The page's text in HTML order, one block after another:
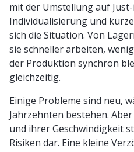
mit der Umstellung auf
Individualisierung und
sich die Situation. Von
sie schneller arbeiten,
der Produktion synchron
gleichzeitig.
Einige Probleme sind neu,
Jahrzehnten bestehen.
und ihrer Geschwindigkeit
Risiken dar. Eine kleine